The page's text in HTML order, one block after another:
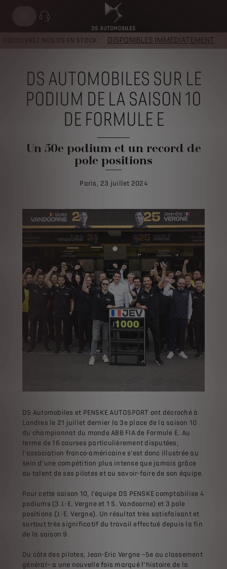
DÉCOUVREZ NOS DS EN STOCK : DISPONIBLES IMMEDIATEMENT
DS AUTOMOBILES SUR LE
PODIUM DE LA SAISON 10
DE FORMULE E
Un 50e podium et un record de
pole positions
Paris, 23 juillet 2024
DS Automobiles et PENSKE AUTOSPORT ont décroché à
Londres le 21 juillet dernier la 3e place de la saison 10
du championnat du monde ABB FIA de Formule E. Au
terme de 16 courses particulièrement disputées,
l’association franco-américaine s’est donc illustrée au
sein d’une compétition plus intense que jamais grâce
au talent de ses pilotes et au savoir-faire de son équipe.
Pour cette saison 10, l’équipe DS PENSKE comptabilise 4
podiums (3 J.-E. Vergne et 1 S. Vandoorne) et 3 pole
positions (J.-E. Vergne). Un résultat très satisfaisant et
surtout très significatif du travail effectué depuis la fin
de la saison 9.
Du côté des pilotes, Jean-Eric Vergne –5e au classement
général– a une nouvelle fois marqué l’histoire de la